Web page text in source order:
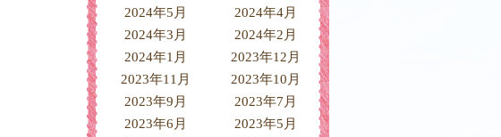
2024年5月
2024年4月
2024年3月
2024年2月
2024年1月
2023年12月
2023年11月
2023年10月
2023年9月
2023年7月
2023年6月
2023年5月